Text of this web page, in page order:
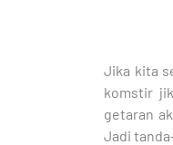
Jika kita
komstir
getaran
Jadi